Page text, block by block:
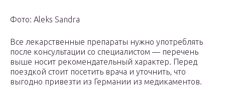
Фото: Aleks Sandra
Все лекарственные препараты нужно употреблять
после консультации со специалистом — перечень
выше носит рекомендательный характер. Перед
поездкой стоит посетить врача и уточнить, что
выгодно привезти из Германии из медикаментов.